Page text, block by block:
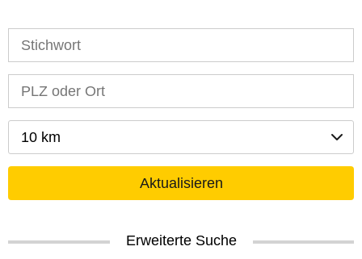
10 km
Aktualisieren
Erweiterte Suche